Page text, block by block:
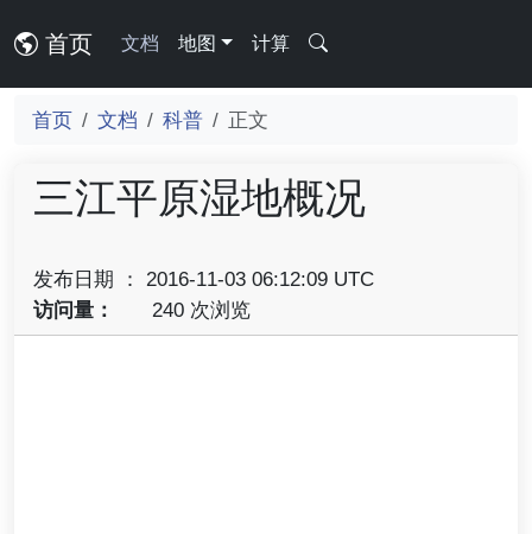
首页 文档 地图 计算
首页 文档 科普 正文
三江平原湿地概况
发布日期 ： 2016-11-03 06:12:09 UTC
访问量：
240 次浏览